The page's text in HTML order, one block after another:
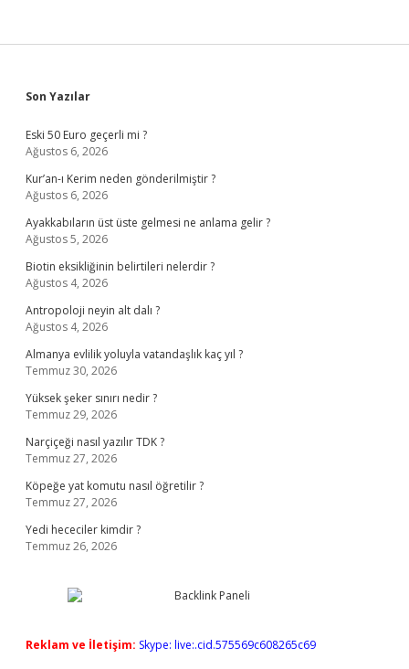
Sidebar
Son Yazılar
Eski 50 Euro geçerli mi ?
Ağustos 6, 2026
Kur’an-ı Kerim neden gönderilmiştir ?
Ağustos 6, 2026
Ayakkabıların üst üste gelmesi ne anlama gelir ?
Ağustos 5, 2026
Biotin eksikliğinin belirtileri nelerdir ?
Ağustos 4, 2026
Antropoloji neyin alt dalı ?
Ağustos 4, 2026
Almanya evlilik yoluyla vatandaşlık kaç yıl ?
Temmuz 30, 2026
Yüksek şeker sınırı nedir ?
Temmuz 29, 2026
Narçiçeği nasıl yazılır TDK ?
Temmuz 27, 2026
Köpeğe yat komutu nasıl öğretilir ?
Temmuz 27, 2026
Yedi hececiler kimdir ?
Temmuz 26, 2026
Reklam ve İletişim: Skype: live:.cid.575569c608265c69